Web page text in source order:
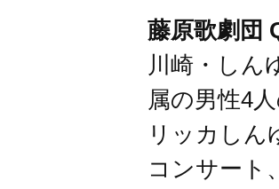
藤原歌劇団
川崎・しん
属の男性4
リッカしん
コンサート